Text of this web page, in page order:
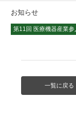
お知らせ
第11回 医療機器産業参
一覧に戻る